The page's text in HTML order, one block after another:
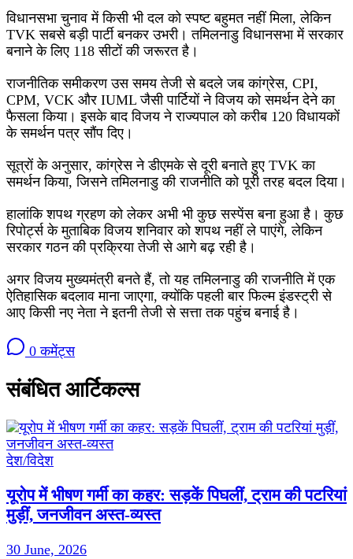
विधानसभा चुनाव में किसी भी दल को स्पष्ट बहुमत नहीं मिला, लेकिन
TVK सबसे बड़ी पार्टी बनकर उभरी। तमिलनाडु विधानसभा में सरकार
बनाने के लिए 118 सीटों की जरूरत है।
राजनीतिक समीकरण उस समय तेजी से बदले जब कांग्रेस, CPI,
CPM, VCK और IUML जैसी पार्टियों ने विजय को समर्थन देने का
फैसला किया। इसके बाद विजय ने राज्यपाल को करीब 120 विधायकों
के समर्थन पत्र सौंप दिए।
सूत्रों के अनुसार, कांग्रेस ने डीएमके से दूरी बनाते हुए TVK का
समर्थन किया, जिसने तमिलनाडु की राजनीति को पूरी तरह बदल दिया।
हालांकि शपथ ग्रहण को लेकर अभी भी कुछ सस्पेंस बना हुआ है। कुछ
रिपोर्ट्स के मुताबिक विजय शनिवार को शपथ नहीं ले पाएंगे, लेकिन
सरकार गठन की प्रक्रिया तेजी से आगे बढ़ रही है।
अगर विजय मुख्यमंत्री बनते हैं, तो यह तमिलनाडु की राजनीति में एक
ऐतिहासिक बदलाव माना जाएगा, क्योंकि पहली बार फिल्म इंडस्ट्री से
आए किसी नए नेता ने इतनी तेजी से सत्ता तक पहुंच बनाई है।
0 कमेंट्स
संबंधित आर्टिकल्स
देश/विदेश
यूरोप में भीषण गर्मी का कहर: सड़कें पिघलीं, ट्राम की पटरियां
मुड़ीं, जनजीवन अस्त-व्यस्त
30 June, 2026